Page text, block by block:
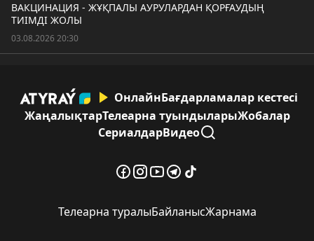
ВАКЦИНАЦИЯ - ЖҰҚПАЛЫ АУРУЛАРДАН ҚОРҒАУДЫҢ
ТИІМДІ ЖОЛЫ
03.08.2026 20:30
ОнлайнБағдарламалар кестесі
ЖаңалықтарТелеарна туындыларыЖобалар
СериалдарВидео
Телеарна туралыБайланысЖарнама